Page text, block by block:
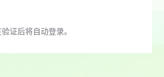
证后将自动登录。